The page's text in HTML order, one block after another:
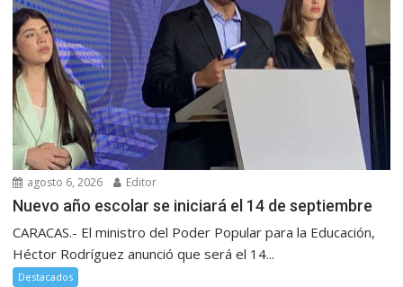
agosto 6, 2026 Editor
Nuevo año escolar se iniciará el 14 de septiembre
CARACAS.- El ministro del Poder Popular para la Educación,
Héctor Rodríguez anunció que será el 14...
Destacados